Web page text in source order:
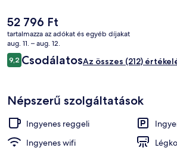
A
jelenlegi
ár
52 796 Ft
52 796 Ft
tartalmazza az adókat és egyéb díjakat
aug. 11. – aug. 12.
Értékelések
9,29,2 ennyiből: 10
CsodálatosAz összes (212)
Népszerű szolgáltatások
Ingyenes reggeli
Ingyenes wifi